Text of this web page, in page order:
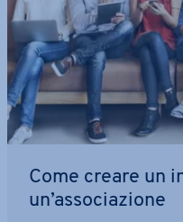
Come creare un
un’as­so­cia­zio­ne